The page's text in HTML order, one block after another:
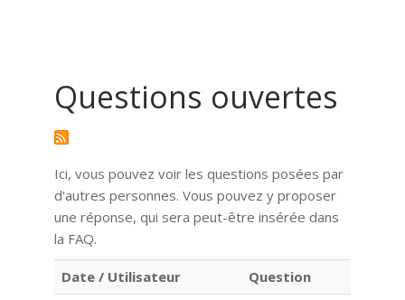
Questions ouvertes
Ici, vous pouvez voir les questions posées par
d'autres personnes. Vous pouvez y proposer
une réponse, qui sera peut-être insérée dans
la FAQ.
Date / Utilisateur
Question